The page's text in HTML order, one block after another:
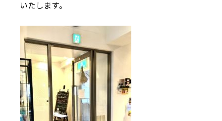
いたします。